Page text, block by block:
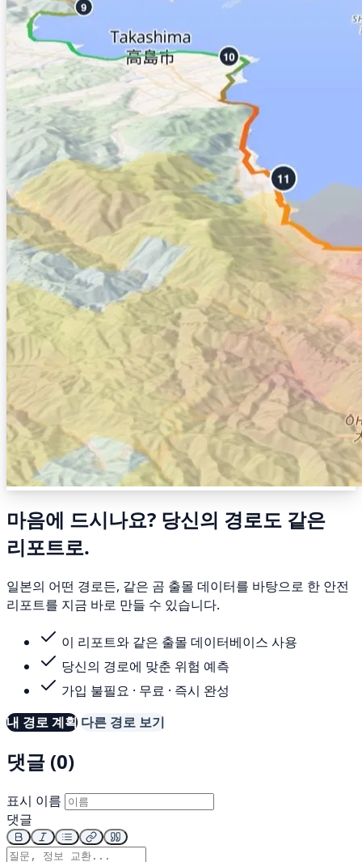
마음에 드시나요? 당신의 경로도 같은
리포트로.
일본의 어떤 경로든, 같은 곰 출몰 데이터를 바탕으로 한 안전
리포트를 지금 바로 만들 수 있습니다.
이 리포트와 같은 출몰 데이터베이스 사용
당신의 경로에 맞춘 위험 예측
가입 불필요 · 무료 · 즉시 완성
내 경로 계획 다른 경로 보기
댓글 (0)
표시 이름
댓글